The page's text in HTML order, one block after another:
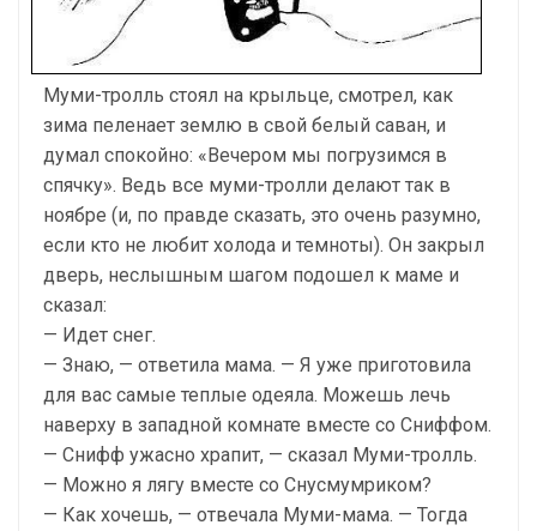
Муми-тролль стоял на крыльце, смотрел, как
зима пеленает землю в свой белый саван, и
думал спокойно: «Вечером мы погрузимся в
спячку». Ведь все муми-тролли делают так в
ноябре (и, по правде сказать, это очень разумно,
если кто не любит холода и темноты). Он закрыл
дверь, неслышным шагом подошел к маме и
сказал:
— Идет снег.
— Знаю, — ответила мама. — Я уже приготовила
для вас самые теплые одеяла. Можешь лечь
наверху в западной комнате вместе со Сниффом.
— Снифф ужасно храпит, — сказал Муми-тролль.
— Можно я лягу вместе со Снусмумриком?
— Как хочешь, — отвечала Муми-мама. — Тогда